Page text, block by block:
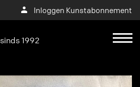
Inloggen Kunstabonnement
sinds 1992